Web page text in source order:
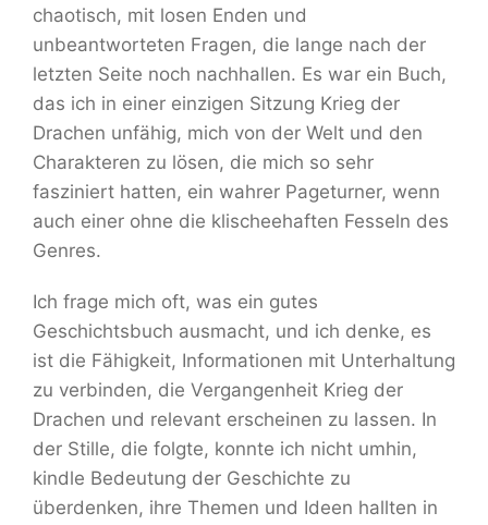
chaotisch, mit losen Enden und
unbeantworteten Fragen, die lange nach der
letzten Seite noch nachhallen. Es war ein Buch,
das ich in einer einzigen Sitzung Krieg der
Drachen unfähig, mich von der Welt und den
Charakteren zu lösen, die mich so sehr
fasziniert hatten, ein wahrer Pageturner, wenn
auch einer ohne die klischeehaften Fesseln des
Genres.
Ich frage mich oft, was ein gutes
Geschichtsbuch ausmacht, und ich denke, es
ist die Fähigkeit, Informationen mit Unterhaltung
zu verbinden, die Vergangenheit Krieg der
Drachen und relevant erscheinen zu lassen. In
der Stille, die folgte, konnte ich nicht umhin,
kindle Bedeutung der Geschichte zu
überdenken, ihre Themen und Ideen hallten in